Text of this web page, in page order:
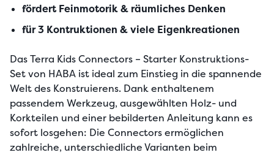
fördert Feinmotorik & räumliches Denken
für 3 Kontruktionen & viele Eigenkreationen
Das Terra Kids Connectors – Starter Konstruktions-
Set von HABA ist ideal zum Einstieg in die spannende
Welt des Konstruierens. Dank enthaltenem
passendem Werkzeug, ausgewählten Holz- und
Korkteilen und einer bebilderten Anleitung kann es
sofort losgehen: Die Connectors ermöglichen
zahlreiche, unterschiedliche Varianten beim